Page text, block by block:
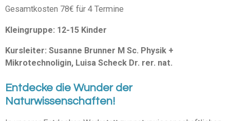
Gesamtkosten 78€ für 4 Termine
Kleingruppe: 12-15 Kinder
Kursleiter: Susanne Brunner M Sc. Physik +
Mikrotechnoligin, Luisa Scheck Dr. rer. nat.
Entdecke die Wunder der
Naturwissenschaften!